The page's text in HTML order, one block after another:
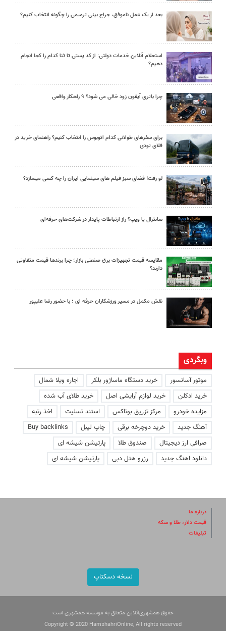
بعد از یک عمل ناموفق، جراح بینی ترمیمی را چگونه انتخاب کنیم؟
استعلام آنلاین خدمات دولتی: از کد پستی تا ثنا کدام را کجا انجام
دهیم؟
چرا باتری آیفون زود خالی می شود؟ ۹ راهکار واقعی
برای سفرهای طولانی کدام اتوبوس را انتخاب کنیم؟ راهنمای خرید در
فلای تودی
لو رفت! فضای سبز فیلم های سینمایی ایران را چه کسی میسازد؟
سانترال یا ویپ؟ راز ارتباطات پایدار در شرکت‌های حرفه‌ای
مقایسه قیمت تجهیزات برق صنعتی بازار؛ چرا برندها قیمت متفاوتی
دارند؟
نقش مکمل در مسیر ورزشکاران حرفه ای ؛ با حضور رضا علیپور
وبگردی
موتور آسانسور خرید دستگاه ماساژور بلکر
اجاره ویلا شمال
خرید ادکلن
خرید لوازم آرایشی اصل
خرید طلای آب شده
مزایده خودرو
مرکز تزریق بوتاکس استند تسلیت
اخذ رتبه
آهنگ جدید
خرید دوچرخه برقی چاپ لیبل
Buy backlinks
صرافی ارز دیجیتال
صندوق طلا
پارتیشن شیشه ای
دانلود اهنگ جدید
رزرو هتل دبی پارتیشن شیشه ای
درباره ما
قیمت دلار، طلا و سکه
تبلیغات
نسخه دسکتاپ
حقوق همشهری‌آنلاین متعلق به موسسه همشهری است
Copyright © 2020 HamshahriOnline, All rights reserved